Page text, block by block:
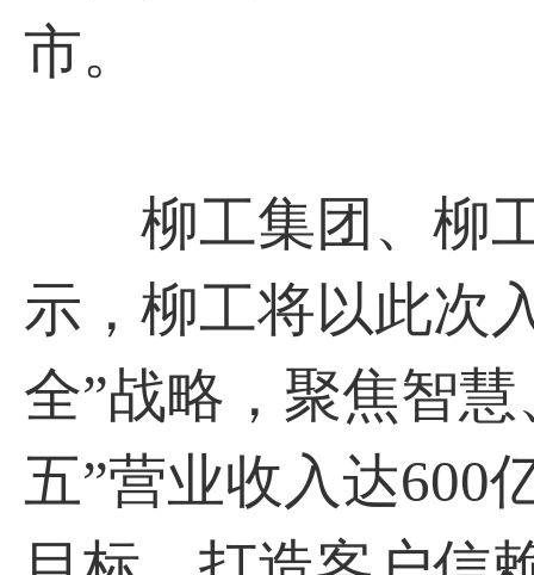
市。
柳工集团、柳工
示，柳工将以此次
全”战略，聚焦智
五”营业收入达600